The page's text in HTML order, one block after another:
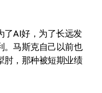
了AI好，为了长远发
。马斯克自己以前也
肘，那种被短期业绩